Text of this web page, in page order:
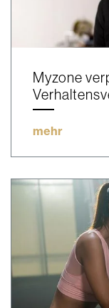
Myzone
mehr